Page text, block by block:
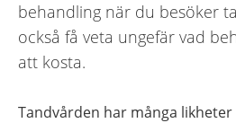
behandling när du besöker
också få veta ungefär vad
att kosta.
Tandvården har många